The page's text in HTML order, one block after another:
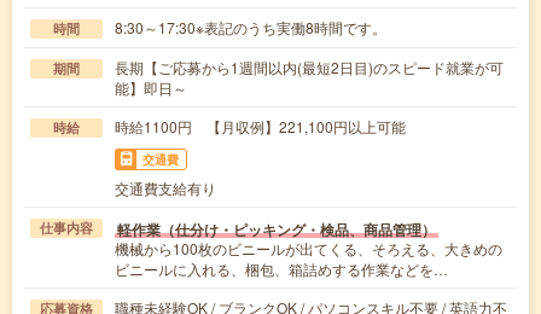
時間 8:30～17:30※表記のうち実働8時間です。
期間
長期【ご応募から1週間以内(最短2日目)のスピード就業が可
能】即日～
時給 時給1100円 【月収例】221,100円以上可能
交通費
交通費支給有り
仕事内容 軽作業（仕分け・ピッキング・検品、商品管理）
機械から100枚のビニールが出てくる、そろえる、大きめの
ビニールに入れる、梱包、箱詰めする作業などを…
応募資格
職種未経験OK / ブランクOK / パソコンスキル不要 / 英語力不